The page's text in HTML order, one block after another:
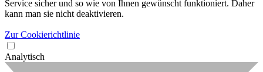
Service sicher und so wie von Ihnen gewünscht funktioniert. Daher
kann man sie nicht deaktivieren.
Zur Cookierichtlinie
Analytisch